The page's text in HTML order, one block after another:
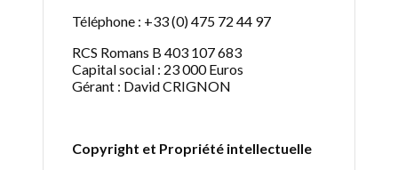
Téléphone : +33 (0) 475 72 44 97
RCS Romans B 403 107 683
Capital social : 23 000 Euros
Gérant : David CRIGNON
Copyright et Propriété intellectuelle